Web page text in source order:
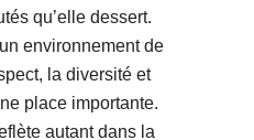
qu’elle dessert.
environnement de
la diversité et
place importante.
autant dans la